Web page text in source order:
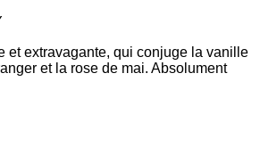
et extravagante, qui conjuge la vanille
et la rose de mai. Absolument